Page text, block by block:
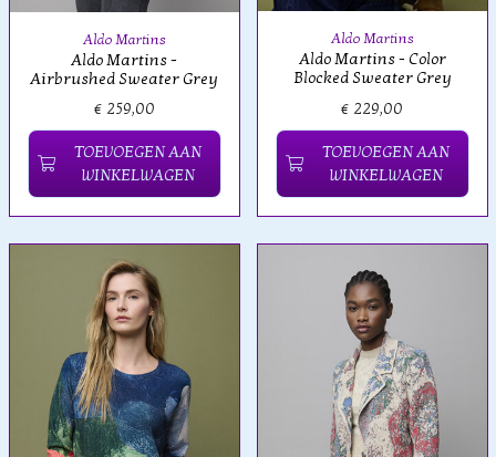
Aldo Martins
Aldo Martins -
Airbrushed Sweater Grey
€ 259,00
TOEVOEGEN AAN
WINKELWAGEN
Aldo Martins
Aldo Martins - Color
Blocked Sweater Grey
€ 229,00
TOEVOEGEN AAN
WINKELWAGEN